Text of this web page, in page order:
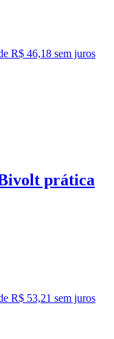
R$ 46,18 sem juros
prática
R$ 53,21 sem juros